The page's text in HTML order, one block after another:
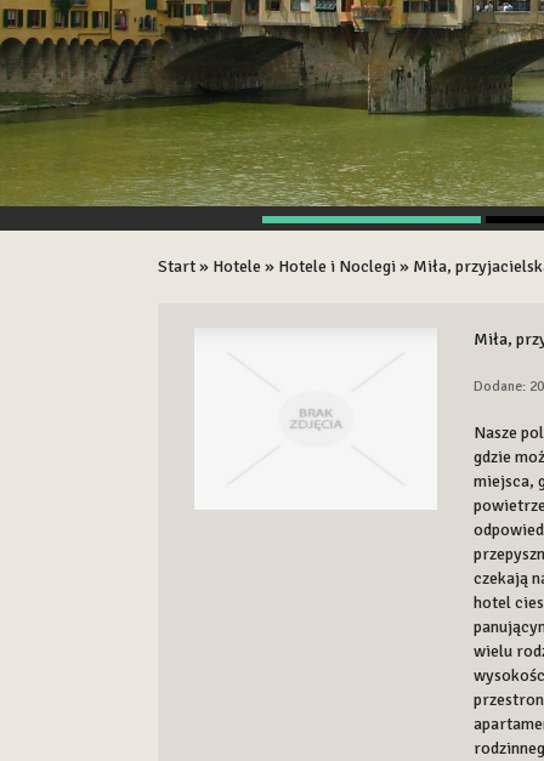
Start» Hotele » Hotele i Noclegi» Miła,
Miła,
Dodane:
Nasze
gdzie
miejsca,
czekają
hotel
wielu